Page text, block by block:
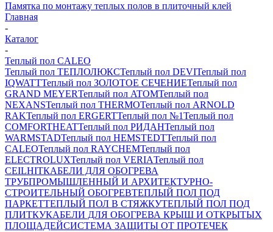
Памятка по монтажу теплых полов в плиточный клей
Главная
-
Каталог
-
Теплый пол CALEO
Теплый пол ТЕПЛОЛЮКСТеплый пол DEVIТеплый пол
IQWATTТеплый пол ЗОЛОТОЕ СЕЧЕНИЕТеплый пол
GRAND MEYERТеплый пол ATOMТеплый пол
NEXANSТеплый пол THERMOТеплый пол ARNOLD
RAKТеплый пол ERGERTТеплый пол №1Теплый пол
COMFORTHEATТеплый пол РИДАНТеплый пол
WARMSTADТеплый пол HEMSTEDTТеплый пол
CALEOТеплый пол RAYCHEMТеплый пол
ELECTROLUXТеплый пол VERIAТеплый пол
CEILHITКАБЕЛИ ДЛЯ ОБОГРЕВА
ТРУБПРОМЫШЛЕННЫЙ И АРХИТЕКТУРНО-
СТРОИТЕЛЬНЫЙ ОБОГРЕВТЕПЛЫЙ ПОЛ ПОД
ПАРКЕТТЕПЛЫЙ ПОЛ В СТЯЖКУТЕПЛЫЙ ПОЛ ПОД
ПЛИТКУКАБЕЛИ ДЛЯ ОБОГРЕВА КРЫШ И ОТКРЫТЫХ
ПЛОЩАДЕЙСИСТЕМА ЗАЩИТЫ ОТ ПРОТЕЧЕК